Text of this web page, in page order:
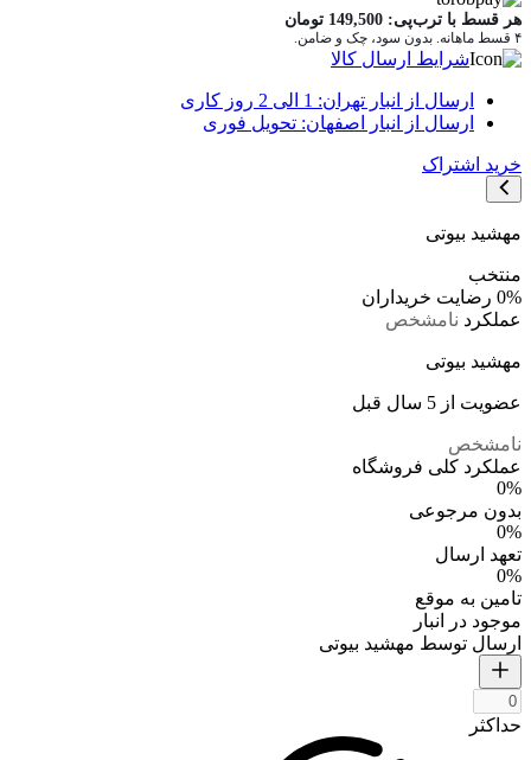
هر قسط با ترب‌پی: 149,500 تومان
۴ قسط ماهانه. بدون سود، چک و ضامن.
شرایط ارسال کالا
ارسال از انبار تهران: 1 الی 2 روز کاری
ارسال از انبار اصفهان: تحویل فوری
خرید اشتراک
مهشید بیوتی
منتخب
0% رضایت خریداران
عملکرد نامشخص
مهشید بیوتی
عضویت از 5 سال قبل
نامشخص
عملکرد کلی فروشگاه
0%
بدون مرجوعی
0%
تعهد ارسال
0%
تامین به موقع
موجود در انبار
ارسال توسط مهشید بیوتی
حداکثر